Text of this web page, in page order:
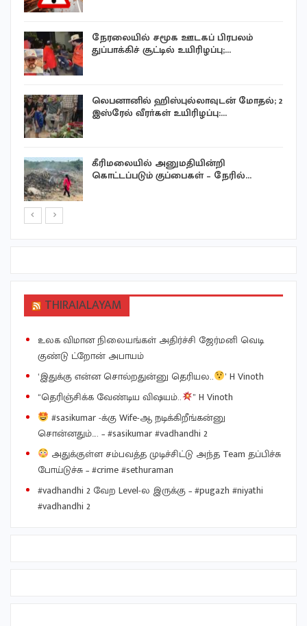
நேரலையில் சமூக ஊடகப் பிரபலம்
துப்பாக்கிச் சூட்டில் உயிரிழப்பு;…
லெபனானில் ஹிஸ்புல்லாவுடன் மோதல்; 2
இஸ்ரேல் வீரா்கள் உயிரிழப்பு:…
கீரிமலையில் அனுமதியின்றி
கொட்டப்படும் குப்பைகள் – நேரில்…
THIRAIALAYAM
உலக விமான நிலையங்கள் அதிர்ச்சி ஜேர்மனி வெடி
குண்டு ட்றோன் அபாயம்
‘இதுக்கு என்ன சொல்றதுன்னு தெரியல..
’ H Vinoth
“தெரிஞ்சிக்க வேண்டிய விஷயம்..
” H Vinoth
#sasikumar -க்கு Wife-ஆ நடிக்கிறீங்கன்னு
சொன்னதும்…. – #sasikumar #vadhandhi 2
அதுக்குள்ள சம்பவத்த முடிச்சிட்டு அந்த Team தப்பிச்சு
போய்டுச்சு – #crime #sethuraman
#vadhandhi 2 வேற Level-ல இருக்கு – #pugazh #niyathi
#vadhandhi 2